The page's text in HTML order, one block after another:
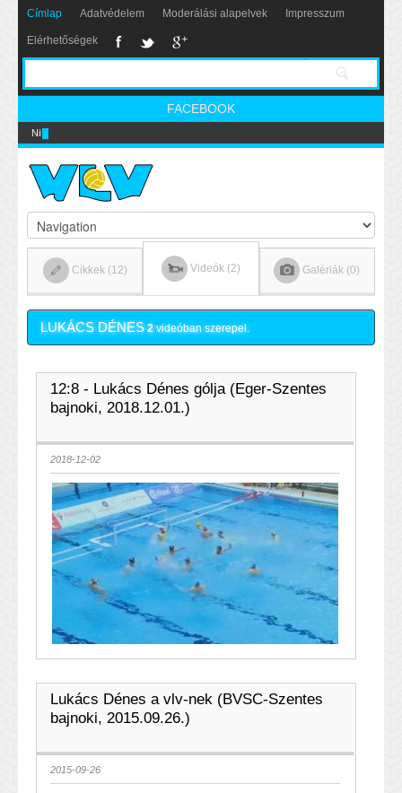
Címlap Adatvédelem Moderálási alapelvek Impresszum
Elérhetőségek
FACEBOOK
Nikics-gól lábbal
Cikkek (12) Videók (2) Galériák (0)
LUKÁCS DÉNES 2videóban szerepel.
12:8 - Lukács Dénes gólja (Eger-Szentes
bajnoki, 2018.12.01.)
2018-12-02
Lukács Dénes a vlv-nek (BVSC-Szentes
bajnoki, 2015.09.26.)
2015-09-26